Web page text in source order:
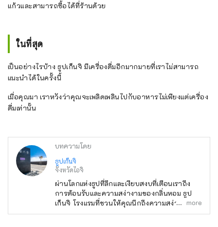
แก้วและสามารถซื้อได้ที่ร้านด้วย
ในที่สุด
เป็นอย่างไรบ้าง ธูปเก็นจิ มีเครื่องดื่มอีกมากมายที่เราไม่สามารถ
แนะนำได้ในครั้งนี้
เมื่อคุณมา เราหวังว่าคุณจะเพลิดเพลินไปกับอาหารไม่เพียงแต่เครื่อง
ดื่มเท่านั้น
บทความโดย
ธูปเก็นจิ
จังหวัดไอจิ
ผ่านโลกแห่งธูปที่ลึกและเงียบสงบที่เตือนเราถึง
การต้อนรับและความสง่างามของกลิ่นหอม ธูป
เก็นจิ โรงแรมที่ชวนให้คุณนึกถึงความสง่างามแห่ง
ยุคของตำนานเก็นจิ โรงแรมของเราเป็นโรงแรม
more